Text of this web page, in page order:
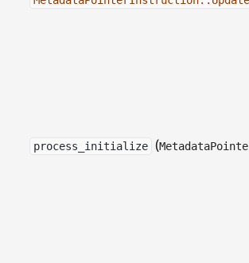
process_initialize (